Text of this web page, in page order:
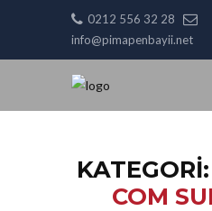
0212 556 32 28
info@pimapenbayii.net
KATEGORI:
COM